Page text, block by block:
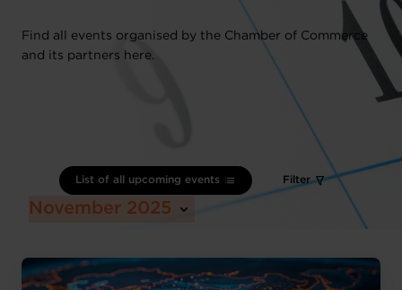
Find all events organised by the Chamber of Commerce
and its partners here.
November 2025
List of all upcoming events Filter